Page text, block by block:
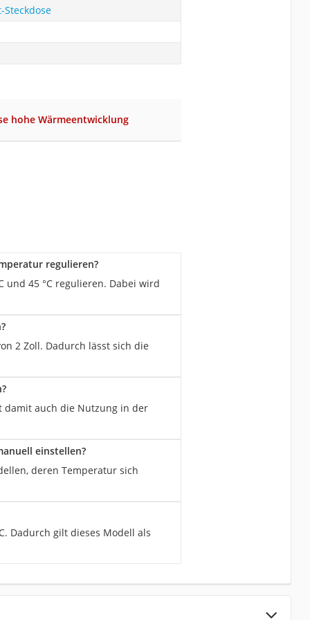
Steckdose
hohe Wärmeentwicklung
regulieren?
und 45 °C regulieren. Dabei wird
2 Zoll. Dadurch lässt sich die
damit auch die Nutzung in der
einstellen?
deren Temperatur sich
Dadurch gilt dieses Modell als